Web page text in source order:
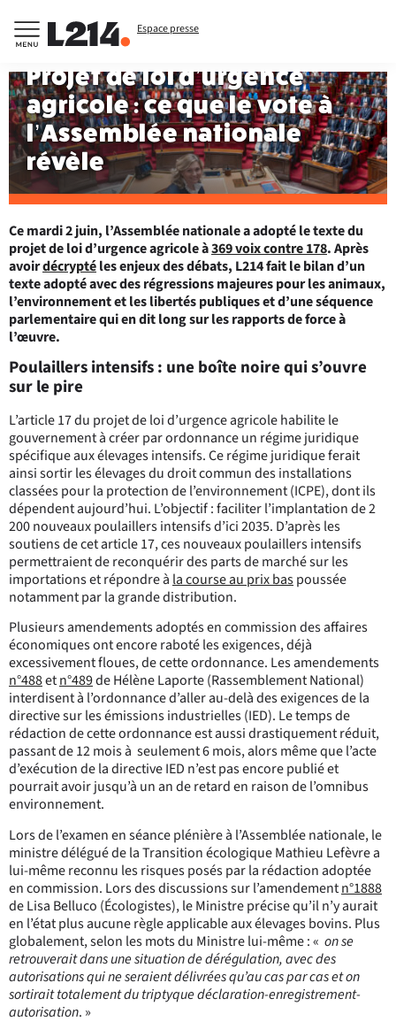
Espace presse
Projet de loi d’urgence
agricole : ce que le vote à
l’Assemblée nationale
révèle
Ce mardi 2 juin, l’Assemblée nationale a adopté le texte du
projet de loi d’urgence agricole à369 voix contre 178. Après
avoirdécryptéles enjeux des débats, L214 fait le bilan d’un
texte adopté avec des régressions majeures pour les animaux,
l’environnement et les libertés publiques et d’une séquence
parlementaire qui en dit long sur les rapports de force à
l’œuvre.
Poulaillers intensifs : une boîte noire qui s’ouvre
sur le pire
L’article 17 du projet de loi d’urgence agricole habilite le
gouvernement à créer par ordonnance un régime juridique
spécifique aux élevages intensifs. Ce régime juridique ferait
ainsi sortir les élevages du droit commun des installations
classées pour la protection de l’environnement (ICPE), dont ils
dépendent aujourd’hui. L’objectif : faciliter l’implantation de 2
200 nouveaux poulaillers intensifs d’ici 2035. D’après les
soutiens de cet article 17, ces nouveaux poulaillers intensifs
permettraient de reconquérir des parts de marché sur les
importations et répondre à la course au prix baspoussée
notamment par la grande distribution.
Plusieurs amendements adoptés en commission des affaires
économiques ont encore raboté les exigences, déjà
excessivement floues, de cette ordonnance. Les amendements
n°488etn°489de Hélène Laporte (Rassemblement National)
interdisent à l’ordonnance d’aller au-delà des exigences de la
directive sur les émissions industrielles (IED). Le temps de
rédaction de cette ordonnance est aussi drastiquement réduit,
passant de 12 mois à seulement 6 mois, alors même que l’acte
d’exécution de la directive IED n’est pas encore publié et
pourrait avoir jusqu’à un an de retard en raison de l’omnibus
environnement.
Lors de l’examen en séance plénière à l’Assemblée nationale, le
ministre délégué de la Transition écologique Mathieu Lefèvre a
lui-même reconnu les risques posés par la rédaction adoptée
en commission. Lors des discussions sur l’amendementn°1888
de Lisa Belluco (Écologistes), le Ministre précise qu’il n’y aurait
en l’état plus aucune règle applicable aux élevages bovins. Plus
globalement, selon les mots du Ministre lui-même :« on se
retrouverait dans une situation de dérégulation, avec des
autorisations qui ne seraient délivrées qu’au cas par cas et on
sortirait totalement du triptyque déclaration-enregistrement-
autorisation. »